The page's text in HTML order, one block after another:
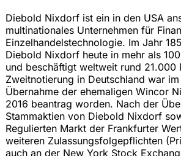
Diebold Nixdorf ist ein in den USA
multinationales Unternehmen für
Einzelhandelstechnologie. Im Jahr
Diebold Nixdorf heute in mehr als
und beschäftigt weltweit rund 21.000
Zweitnotierung in Deutschland war
Übernahme der ehemaligen Wincor
2016 beantrag worden. Nach der
Stammaktien von Diebold Nixdorf
Regulierten Markt der Frankfurter
weiteren Zulassungsfolgepflichten
auch an der New York Stock